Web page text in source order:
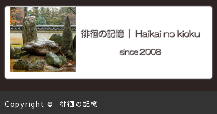
Copyright © 徘徊の記憶